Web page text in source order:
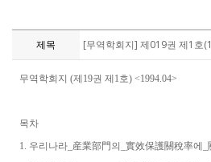
제목 [무역학회지] 제019권 제1호
무역학회지 (제19권 제1호) <1994.04>
목차
1. 우리나라_産業部門의_實效保護關稅率에_